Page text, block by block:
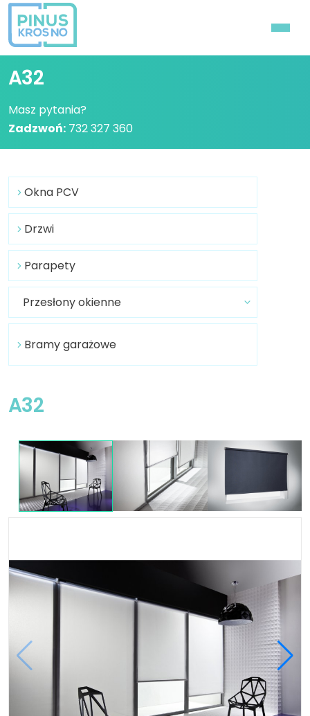
A32
Masz pytania?
Zadzwoń: 732 327 360
Okna PCV
Drzwi
Parapety
Przesłony okienne
Bramy garażowe
A32